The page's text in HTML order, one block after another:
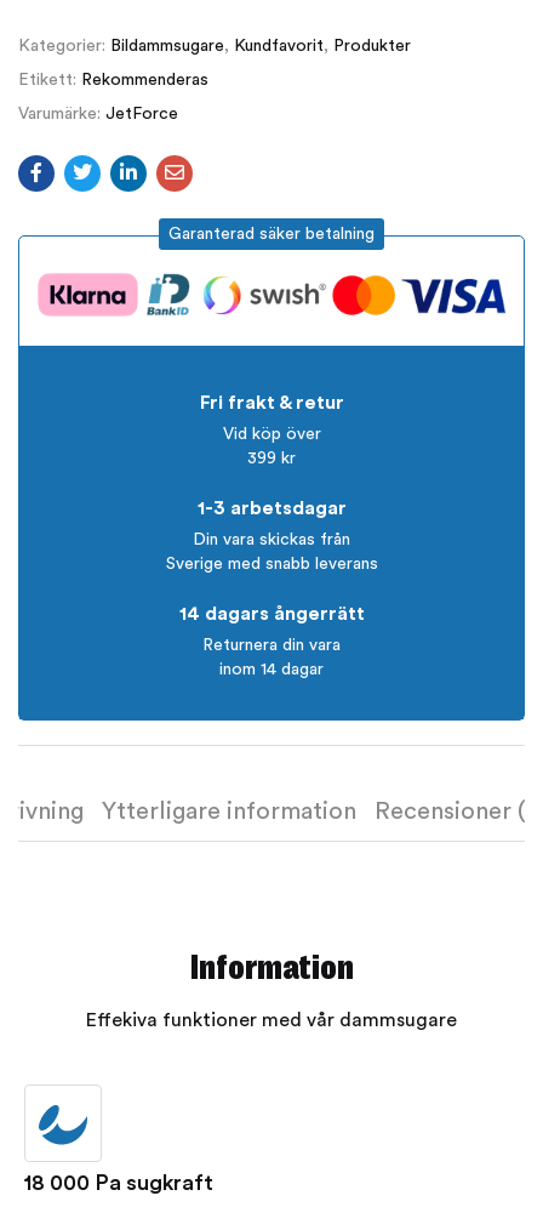
Kategorier: Bildammsugare, Kundfavorit, Produkter
Etikett: Rekommenderas
Varumärke: JetForce
Garanterad säker betalning
Fri frakt & retur
Vid köp över
399 kr
1-3 arbetsdagar
Din vara skickas från
Sverige med snabb leverans
14 dagars ångerrätt
Returnera din vara
inom 14 dagar
Ytterligare information Recensioner
Information
Effekiva funktioner med vår dammsugare
18 000 Pa sugkraft